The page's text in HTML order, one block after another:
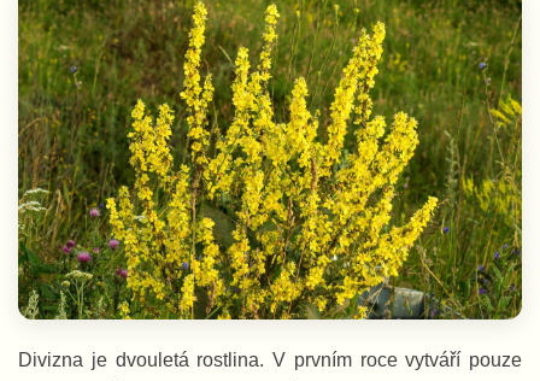
Divizna je dvouletá rostlina. V prvním roce vytváří pouze